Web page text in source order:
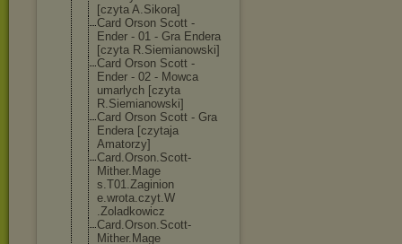
[czyta A.Sikora]
Card Orson Scott -
Ender - 01 - Gra Endera
[czyta R.Siemianowski]
Card Orson Scott -
Ender - 02 - Mowca
umarlych [czyta
R.Siemianowski]
Card Orson Scott - Gra
Endera [czytaja
Amatorzy]
Card.Orson.Scott-
Mither.Mage
s.T01.Zaginion
e.wrota.czyt.W
.Zoladkowicz
Card.Orson.Scott-
Mither.Mage